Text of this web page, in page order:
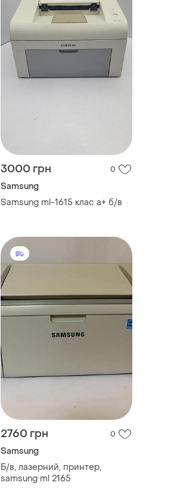
3000 грн 0
Samsung
Samsung ml-1615 клас a+ б/в
2760 грн 0
Samsung
Б/в, лазерний, принтер,
samsung ml 2165